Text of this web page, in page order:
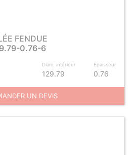
FENDUE
0.76-6
Diam. intérieur
129.79
Epaisseur
0.76
UN DEVIS